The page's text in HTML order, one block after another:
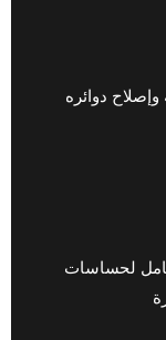
دوائره
كامل لحساسات